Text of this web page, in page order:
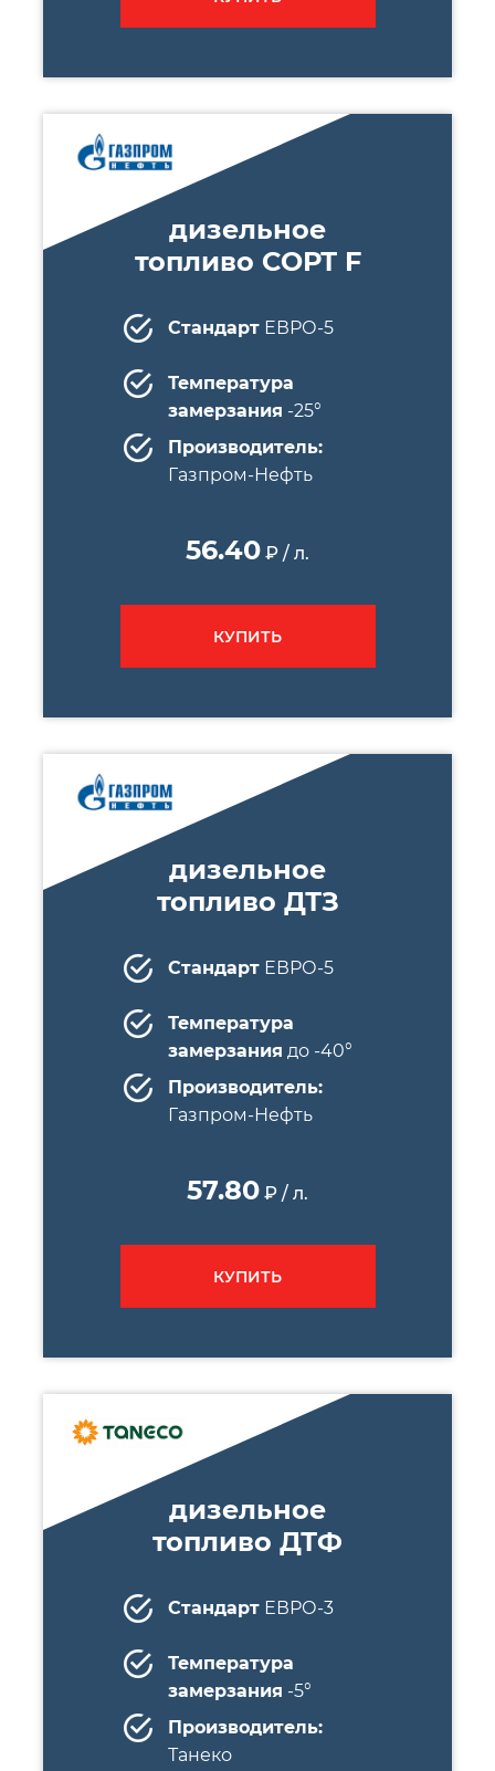
дизельное
топливо СОРТ F
СтандартЕВРО-5
Температура
замерзания -25°
Производитель:
Газпром-Нефть
56.40 ₽ / л.
КУПИТЬ
дизельное
топливо ДТЗ
СтандартЕВРО-5
Температура
замерзания до -40°
Производитель:
Газпром-Нефть
57.80 ₽ / л.
КУПИТЬ
дизельное
топливо ДТФ
СтандартЕВРО-3
Температура
замерзания -5°
Производитель:
Танеко